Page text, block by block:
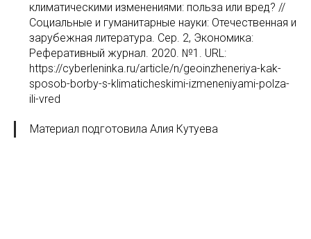
климатическими изменениями: польза или вред? //
Социальные и гуманитарные науки: Отечественная и
зарубежная литература. Сер. 2, Экономика:
Реферативный журнал. 2020. №1. URL:
https://cyberleninka.ru/article/n/geoinzheneriya-kak-
sposob-borby-s-klimaticheskimi-izmeneniyami-polza-
ili-vred
Материал подготовила Алия Кутуева